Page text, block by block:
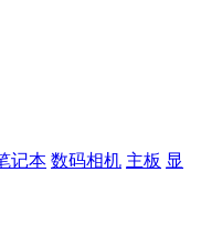
记本 数码相机 主板 显